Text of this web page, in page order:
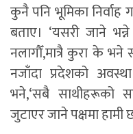
कुनै पनि भूमिका निर्वाह
बताए। ‘यसरी जाने
नलागौँ,मात्रै कुरा के
नजाँदा प्रदेशको
भने,‘सबै साथीहरूको
जुटाएर जाने पक्षमा हामी